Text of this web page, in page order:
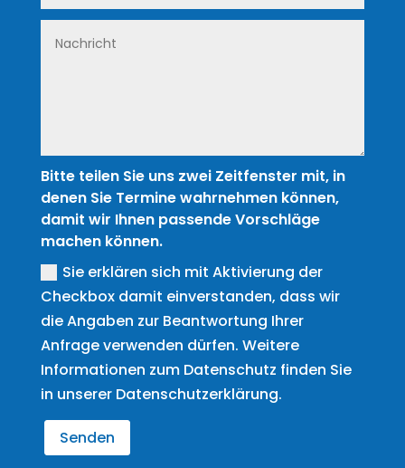
Bitte teilen Sie uns zwei Zeitfenster mit, in
denen Sie Termine wahrnehmen können,
damit wir Ihnen passende Vorschläge
machen können.
Sie erklären sich mit Aktivierung der
Checkbox damit einverstanden, dass wir
die Angaben zur Beantwortung Ihrer
Anfrage verwenden dürfen. Weitere
Informationen zum Datenschutz finden Sie
in unserer Datenschutzerklärung.
Senden